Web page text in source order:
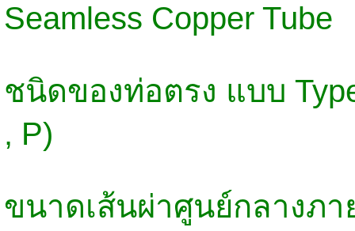
Seamless Copper Tube
ชนิดของท่อตรง แบบ
, P)
ขนาดเส้นผ่าศูนย์กลางภา